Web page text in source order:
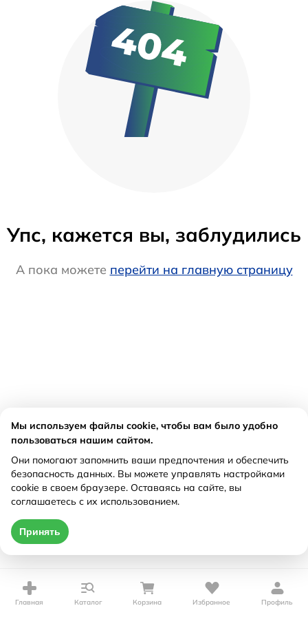
Упс, кажется вы, заблудились
А пока можете перейти на главную страницу
Главная Каталог Корзина Избранное Профиль
Мы используем файлы cookie, чтобы вам было удобно
пользоваться нашим сайтом.
Они помогают запомнить ваши предпочтения и обеспечить
безопасность данных. Вы можете управлять настройками
cookie в своем браузере. Оставаясь на сайте, вы
соглашаетесь с их использованием.
Принять